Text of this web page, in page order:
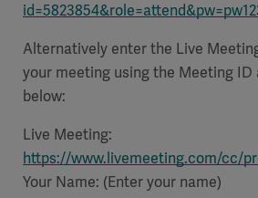
Alternatively enter the Live
your meeting using the Meeting ID
below:
Live Meeting:
https://www.livemeeting.com/cc/
Your Name: (Enter your name)